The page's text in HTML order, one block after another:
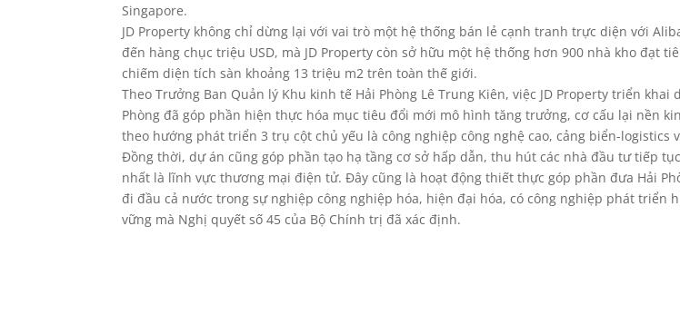
Singapore.
JD Property không chỉ dừng lại với vai trò một hệ thống bán lẻ cạnh tranh trực diện với
đến hàng chục triệu USD, mà JD Property còn sở hữu một hệ thống hơn 900 nhà kho đạt
chiếm diện tích sàn khoảng 13 triệu m2 trên toàn thế giới.
Theo Trưởng Ban Quản lý Khu kinh tế Hải Phòng Lê Trung Kiên, việc JD Property triển khai
Phòng đã góp phần hiện thực hóa mục tiêu đổi mới mô hình tăng trưởng, cơ cấu lại nền
theo hướng phát triển 3 trụ cột chủ yếu là công nghiệp công nghệ cao, cảng biển-logistics
Đồng thời, dự án cũng góp phần tạo hạ tầng cơ sở hấp dẫn, thu hút các nhà đầu tư tiếp
nhất là lĩnh vực thương mại điện tử. Đây cũng là hoạt động thiết thực góp phần đưa Hải
đi đầu cả nước trong sự nghiệp công nghiệp hóa, hiện đại hóa, có công nghiệp phát triển
vững mà Nghị quyết số 45 của Bộ Chính trị đã xác định.